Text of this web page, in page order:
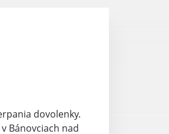
dovolenky.
Bánovciach nad